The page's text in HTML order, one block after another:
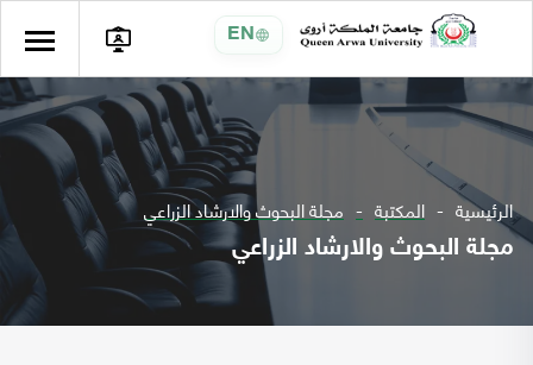
EN
الرئيسية المكتبة مجلة البحوث والارشاد الزراعي
مجلة البحوث والارشاد الزراعي